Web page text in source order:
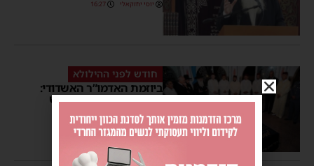
יוסי יחזקאלי 16:27
חודש לפני ההילולא
ביוזמת האדמו”ר האשדודי:
שיפוץ נרחב בציון הקדוש
משה קאהן 18:39